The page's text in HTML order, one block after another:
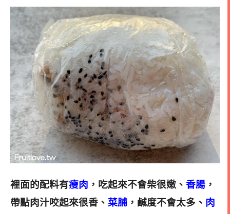
裡面的配料有瘦肉 ，吃起來不會柴很嫩、 香腸 ，
帶點肉汁咬起來很香、 菜脯 ，鹹度不會太多、 肉